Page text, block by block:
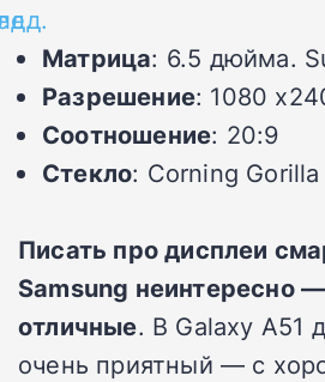
Матрица: 6.5 дюйма.
Разрешение: 1080
Соотношение: 20:9
Стекло: Corning
Писать про дисплеи
Samsung неинтересно
отличные. В Galaxy A51
очень приятный — с